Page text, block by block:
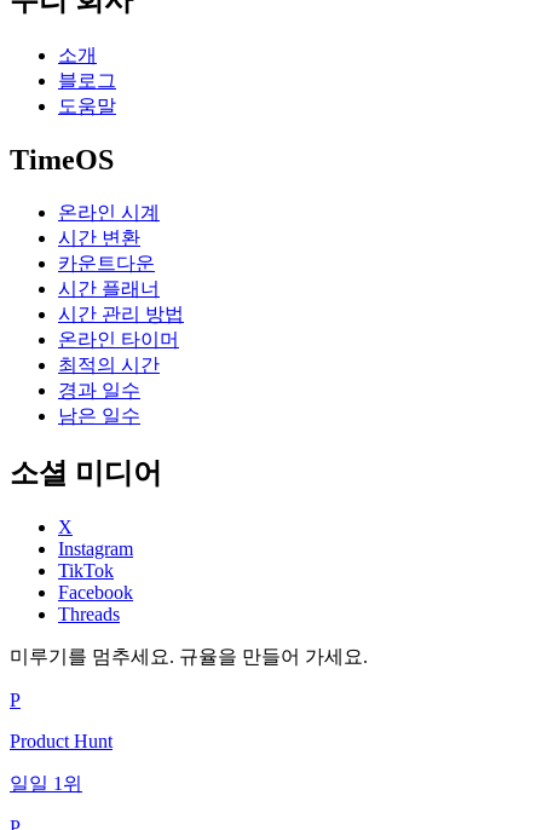
소개
블로그
도움말
TimeOS
온라인 시계
시간 변환
카운트다운
시간 플래너
시간 관리 방법
온라인 타이머
최적의 시간
경과 일수
남은 일수
소셜 미디어
X
Instagram
TikTok
Facebook
Threads
미루기를 멈추세요. 규율을 만들어 가세요.
P
Product Hunt
일일 1위